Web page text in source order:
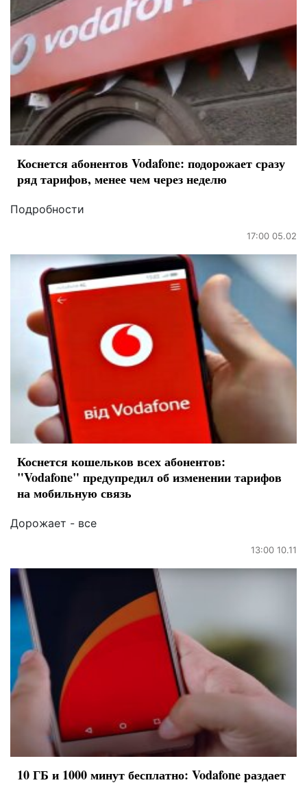
Коснется абонентов Vodafone: подорожает сразу
ряд тарифов, менее чем через неделю
Подробности
17:00 05.02
Коснется кошельков всех абонентов:
"Vodafone" предупредил об изменении тарифов
на мобильную связь
Дорожает - все
13:00 10.11
10 ГБ и 1000 минут бесплатно: Vodafone раздает